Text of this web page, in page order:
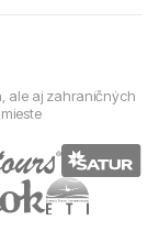
ale aj zahraničných